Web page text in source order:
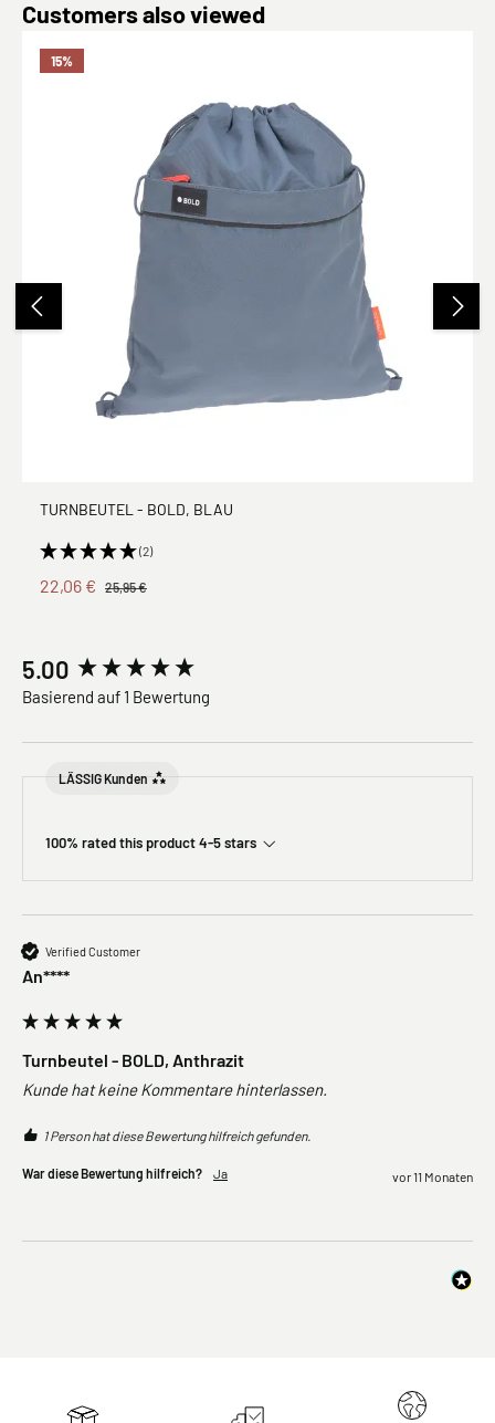
Produktgalerie überspringen
Customers also viewed
15%
TURNBEUTEL - BOLD, BLAU
(2)
22,06 € 25,95 €
5.00
Basierend auf 1 Bewertung
LÄSSIG Kunden
100% rated this product 4-5 stars
Verified Customer
An****
Turnbeutel - BOLD, Anthrazit
Kunde hat keine Kommentare hinterlassen.
1 Person hat diese Bewertung hilfreich gefunden.
War diese Bewertung hilfreich? Ja vor 11 Monaten
New content loaded